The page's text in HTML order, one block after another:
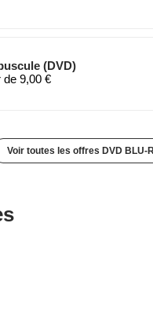
(DVD)
de 9,00 €
Voir toutes les offres DVD BLU-